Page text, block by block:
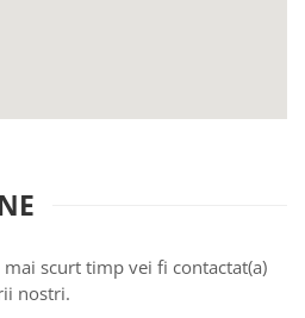
scurt timp vei fi contactat(a)
nostri.